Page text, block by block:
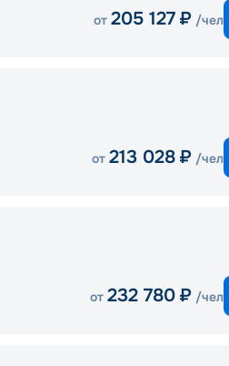
от 205 127 ₽ /чел
от 213 028 ₽ /чел
от 232 780 ₽ /чел